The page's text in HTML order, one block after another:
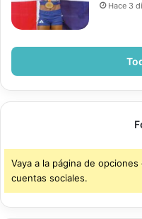
Hace 3
Vaya a la página de
cuentas sociales.